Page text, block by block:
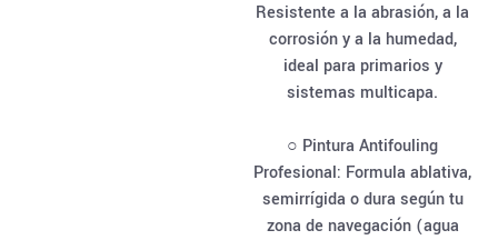
Resistente a la abrasión, a la
corrosión y a la humedad,
ideal para primarios y
sistemas multicapa.
○ Pintura Antifouling
Profesional: Formula ablativa,
semirrígida o dura según tu
zona de navegación (agua